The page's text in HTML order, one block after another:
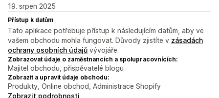
19. srpen 2025
Přístup k datům
Tato aplikace potřebuje přístup k následujícím datům, aby ve
vašem obchodu mohla fungovat. Důvody zjistíte v zásadách
ochrany osobních údajů vývojáře.
Zobrazovat údaje o zaměstnancích a spolupracovnících:
Majitel obchodu, přispěvatelé blogu
Zobrazit a upravit údaje obchodu:
Produkty, Online obchod, Administrace Shopify
Zobrazit podrobnosti